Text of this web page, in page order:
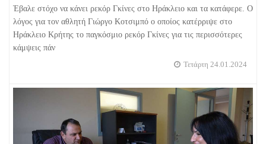
Έβαλε στόχο να κάνει ρεκόρ Γκίνες στο Ηράκλειο και τα κατάφερε. Ο
λόγος για τον αθλητή Γιώργο Κοτσιμπό ο οποίος κατέρριψε στο
Ηράκλειο Κρήτης το παγκόσμιο ρεκόρ Γκίνες για τις περισσότερες
κάμψεις πάν
Τετάρτη 24.01.2024